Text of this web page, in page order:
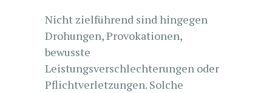
Nicht zielführend sind hingegen
Drohungen, Provokationen,
bewusste
Leistungsverschlechterungen oder
Pflichtverletzungen. Solche